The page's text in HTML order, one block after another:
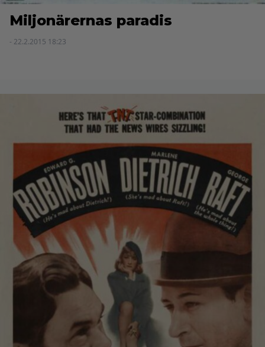
Miljonärernas paradis
- 22.2.2015 18:23